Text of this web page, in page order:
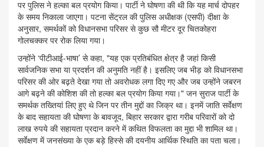
पर पुलिस ने हल्का बल प्रयोग किया। पार्टी ने घोषणा की थी कि यह मार्च दोपहर
के समय निकाला जाएगा। पटना सेंट्रल की पुलिस अधीक्षक (एसपी) दीक्षा के
अनुसार, समर्थकों को विधानसभा परिसर से कुछ सौ मीटर दूर चितकोहरा
गोलचक्कर पर रोक लिया गया।
उन्होंने ‘पीटीआई-भाषा’ से कहा, "यह एक प्रतिबंधित क्षेत्र है जहां किसी
सार्वजनिक सभा या प्रदर्शन की अनुमति नहीं है। इसलिए जब भीड़ को विधानसभा
परिसर की ओर बढ़ते देखा गया तो अवरोधक लगा दिए गए और जब उन्होंने जबरन
आगे बढ़ने की कोशिश की तो हल्का बल प्रयोग किया गया।" जन सुराज पार्टी के
समर्थक तख्तियां लिए हुए थे जिन पर तीन मुद्दों का जिक्र था। इनमें जाति सर्वेक्षण
के बाद सहायता की घोषणा के बावजूद, बिहार सरकार द्वारा गरीब परिवारों को दो
लाख रुपये की सहायता प्रदान करने में कथित विफलता का मुद्दा भी शामिल था।
सर्वेक्षण में जनसंख्या के एक बड़े हिस्से की दयनीय आर्थिक स्थिति का पता चला।